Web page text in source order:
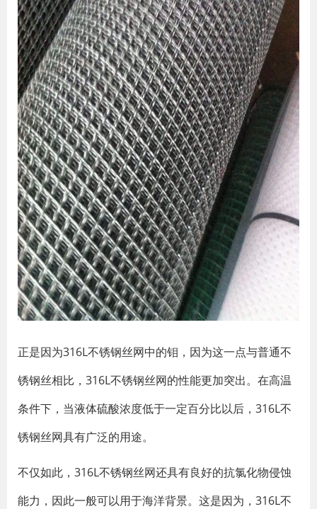
正是因为316L不锈钢丝网中的钼，因为这一点与普通不
锈钢丝相比，316L不锈钢丝网的性能更加突出。在高温
条件下，当液体硫酸浓度低于一定百分比以后，316L不
锈钢丝网具有广泛的用途。
不仅如此，316L不锈钢丝网还具有良好的抗氯化物侵蚀
能力，因此一般可以用于海洋背景。这是因为，316L不